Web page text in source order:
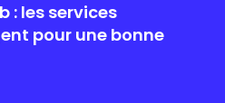
: les services
pour une bonne